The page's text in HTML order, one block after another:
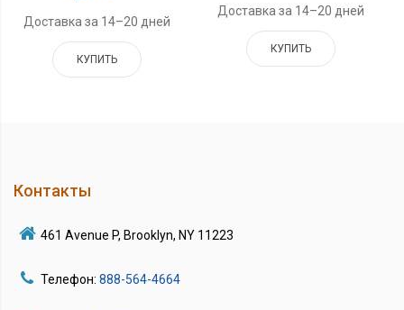
Доставка за 14–20 дней
КУПИТЬ
Доставка за 14–20 дней
КУПИТЬ
Контакты
461 Avenue P, Brooklyn, NY 11223
Телефон: 888-564-4664